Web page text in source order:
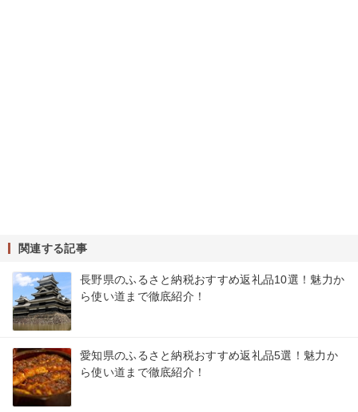
関連する記事
長野県のふるさと納税おすすめ返礼品10選！魅力か
ら使い道まで徹底紹介！
愛知県のふるさと納税おすすめ返礼品5選！魅力か
ら使い道まで徹底紹介！